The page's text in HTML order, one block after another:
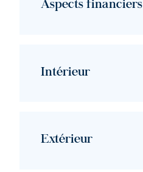
Aspects financiers
Intérieur
Extérieur